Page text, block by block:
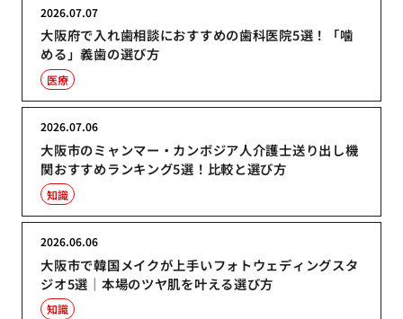
大阪府で入れ歯相談におすすめの歯科医院5選！「噛
める」義歯の選び方
2026.07.07
医療
大阪市のミャンマー・カンボジア人介護士送り出し機
関おすすめランキング5選！比較と選び方
2026.07.06
知識
大阪市で韓国メイクが上手いフォトウェディングスタ
ジオ5選｜本場のツヤ肌を叶える選び方
2026.06.06
知識